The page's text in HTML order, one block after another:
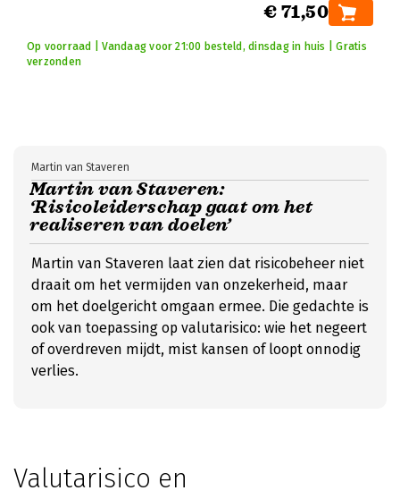
€ 71,50
Op voorraad | Vandaag voor 21:00 besteld, dinsdag in huis | Gratis
verzonden
Martin van Staveren:
‘Risicoleiderschap gaat om het
realiseren van doelen’
Martin van Staveren
Martin van Staveren laat zien dat risicobeheer niet
draait om het vermijden van onzekerheid, maar
om het doelgericht omgaan ermee. Die gedachte is
ook van toepassing op valutarisico: wie het negeert
of overdreven mijdt, mist kansen of loopt onnodig
verlies.
Valutarisico en